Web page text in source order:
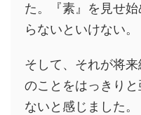
た。『素』を見せ
らないといけない。
そして、それが将
のことをはっきり
ないと感じました。